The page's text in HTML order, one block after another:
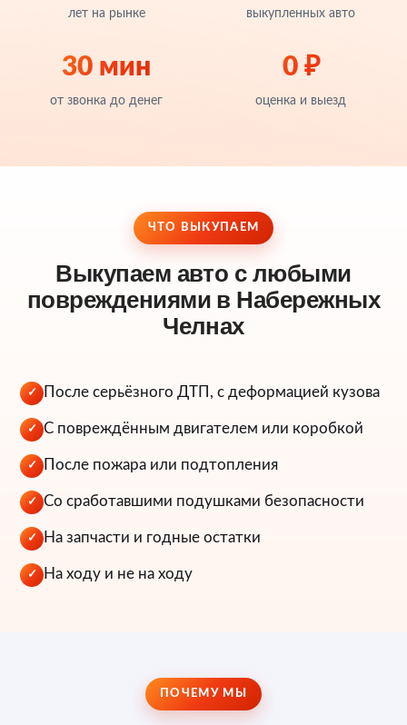
лет на рынке выкупленных авто
30 мин
от звонка до денег
0 ₽
оценка и выезд
ЧТО ВЫКУПАЕМ
Выкупаем авто с любыми
повреждениями в Набережных
Челнах
✓ После серьёзного ДТП, с деформацией кузова
✓ С повреждённым двигателем или коробкой
✓ После пожара или подтопления
✓ Со сработавшими подушками безопасности
✓ На запчасти и годные остатки
✓ На ходу и не на ходу
ПОЧЕМУ МЫ